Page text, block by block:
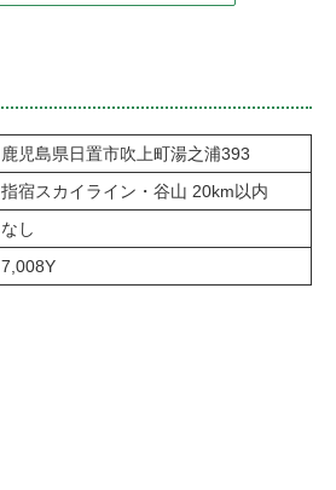
鹿児島県日置市吹上町湯之浦393
指宿スカイライン・谷山 20km以内
なし
7,008Y